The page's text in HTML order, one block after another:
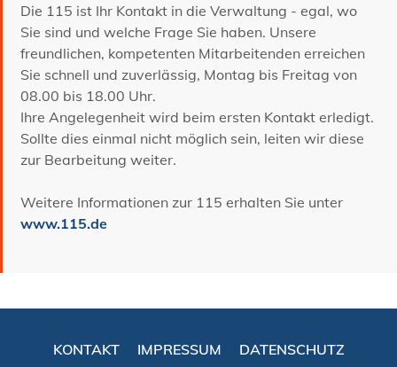
Die 115 ist Ihr Kontakt in die Verwaltung - egal, wo
Sie sind und welche Frage Sie haben. Unsere
freundlichen, kompetenten Mitarbeitenden erreichen
Sie schnell und zuverlässig, Montag bis Freitag von
08.00 bis 18.00 Uhr.
Ihre Angelegenheit wird beim ersten Kontakt erledigt.
Sollte dies einmal nicht möglich sein, leiten wir diese
zur Bearbeitung weiter.
Weitere Informationen zur 115 erhalten Sie unter
www.115.de
KONTAKT IMPRESSUM
DATENSCHUTZ